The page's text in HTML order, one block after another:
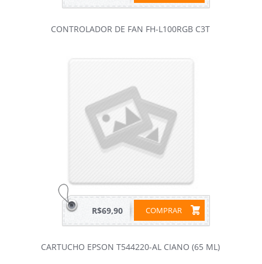
CONTROLADOR DE FAN FH-L100RGB C3T
COMPRAR
R$69,90
CARTUCHO EPSON T544220-AL CIANO (65 ML)